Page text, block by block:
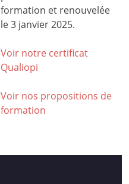
formation et renouvelée
le 3 janvier 2025.
Voir notre certificat
Qualiopi
Voir nos propositions de
formation